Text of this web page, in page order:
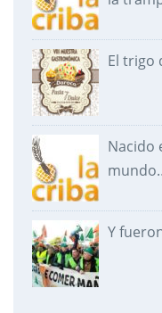
El trigo
Nacido
Y